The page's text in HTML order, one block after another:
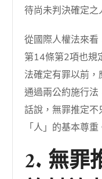
待尚未判決確定之
從國際人權法來看
第14條第2項也規
法確定有罪以前
通過兩公約施行
話說，無罪推定
「人」的基本尊重
2. 無罪